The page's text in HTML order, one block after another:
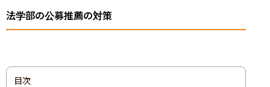
法学部の公募推薦の対策
目次